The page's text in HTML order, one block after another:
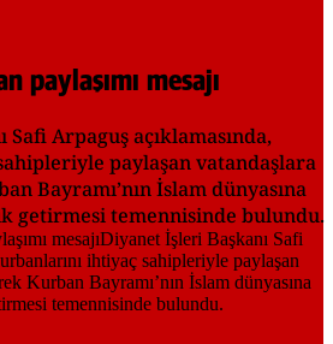
paylaşımı mesajı
Arpaguş açıklamasında,
paylaşan vatandaşlara
Bayramı’nın İslam dünyasına
getirmesi temennisinde bulundu.